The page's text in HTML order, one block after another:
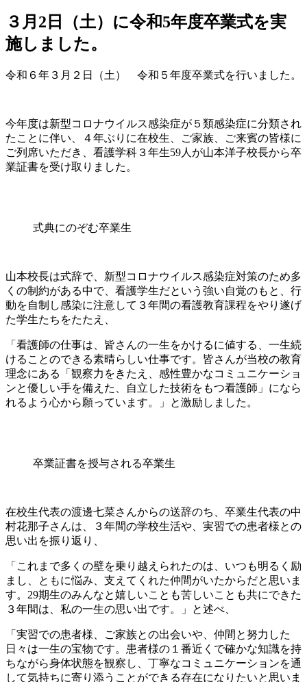
３月2日（土）に令和5年度卒業式を実
施しました。
令和６年３月２日（土） 令和５年度卒業式を行いました。
今年度は新型コロナウイルス感染症が５類感染症に分類され
たことに伴い、４年ぶりに在校生、ご家族、ご来賓の皆様に
ご列席いただき、看護学科３年生59人が山本洋子校長から卒
業証書を受け取りました。
式典にのぞむ卒業生
山本校長は式辞で、新型コロナウイルス感染症対策のため多
くの制約がある中で、看護学生だという強い自覚のもと、行
動を自制し感染に注意して３年間の看護教育課程をやり遂げ
た学生たちをたたえ、
「看護師の仕事は、皆さんの一生をかけるに値する、一生続
けることのできる素晴らしい仕事です。皆さんが当校の教育
理念にある「観察力をきたえ、感性豊かなコミュニケーショ
ンと優しい手を備えた、自立した技術をもつ看護師」になら
れるよう心から願っています。」と激励しました。
卒業証書を授与される卒業生
在校生代表の渡邊七菜さんからの送辞のち、卒業生代表の中
村花那子さんは、３年間の学校生活や、実習での患者様との
思い出を振り返り、
「これまで多くの壁を乗り越えられたのは、いつも明るく励
まし、ともに悩み、支えてくれた仲間がいたからだと思いま
す。29期生のみんなと嬉しいことも苦しいことも共にできた
３年間は、私の一生の思い出です。」と述べ、
「実習での患者様、ご家族との出会いや、仲間と努力した
日々は一生の宝物です。患者様の１番近くで確かな知識を持
ちながら身体状態を観察し、丁寧なコミュニケーションを通
して気持ちに寄り添うことができる存在になりたいと思いま